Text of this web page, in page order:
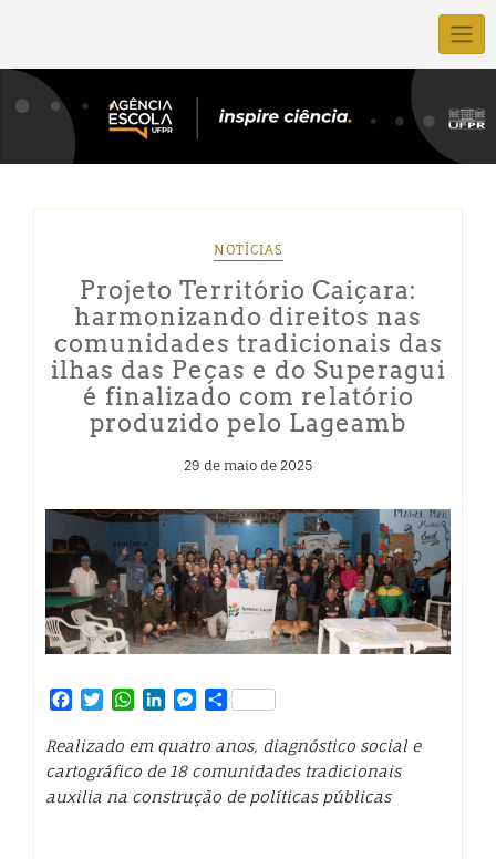
NOTÍCIAS
Projeto Território Caiçara:
harmonizando direitos nas
comunidades tradicionais das
ilhas das Peças e do Superagui
é finalizado com relatório
produzido pelo Lageamb
29 de maio de 2025
Facebook
TwitterWhatsApp
LinkedInMessenger
Share
Realizado em quatro anos, diagnóstico social e
cartográfico de 18 comunidades tradicionais
auxilia na construção de políticas públicas